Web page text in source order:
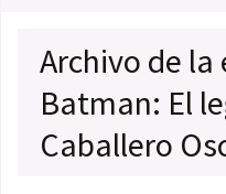
Archivo de
Batman: El
Caballero